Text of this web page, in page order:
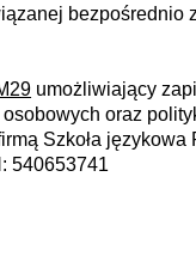
bezpośrednio
umożliwiający
oraz
Szkoła językowa
540653741